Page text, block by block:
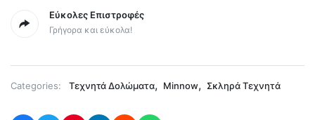
Εύκολες Επιστροφές
Γρήγορα και εύκολα!
Categories: Τεχνητά Δολώματα, Minnow, Σκληρά Τεχνητά